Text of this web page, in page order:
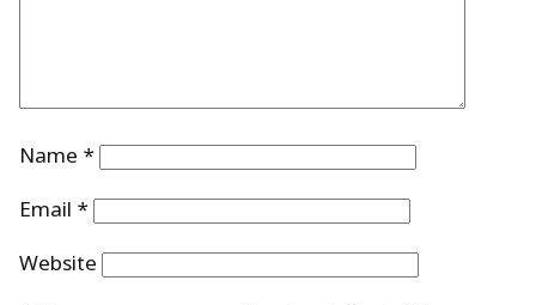
Name *
Email *
Website